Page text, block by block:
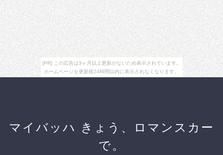
[PR] この広告は3ヶ月以上更新がないため表示されています。
ホームページを更新後24時間以内に表示されなくなります。
マイバッハ きょう、ロマンスカー
で。